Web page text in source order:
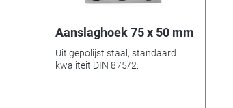
Aanslaghoek 75 x 50 mm
Uit gepolijst staal, standaard
kwaliteit DIN 875/2.